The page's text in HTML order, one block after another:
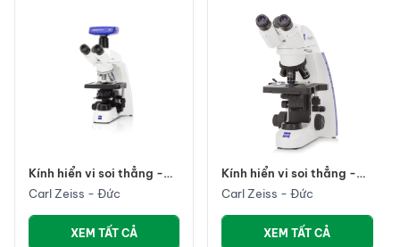
Kính hiển vi soi thẳng -
Primostar 3
Carl Zeiss - Đức
XEM TẤT CẢ
Kính hiển vi soi thẳng -
Primostar 1
Carl Zeiss - Đức
XEM TẤT CẢ